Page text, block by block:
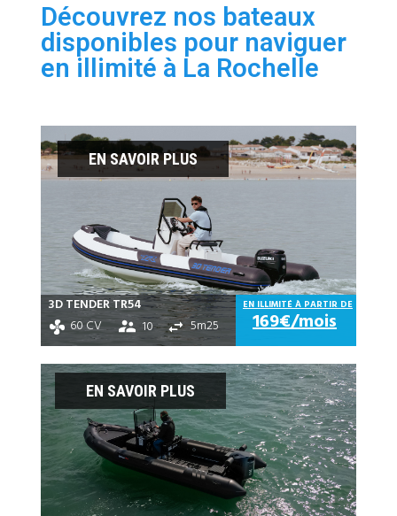
Découvrez nos bateaux
disponibles pour naviguer
en illimité à La Rochelle
3D TENDER TR54
60 CV
10 5m25
EN ILLIMITÉ À PARTIR DE
169€/mois
EN SAVOIR PLUS
EN SAVOIR PLUS